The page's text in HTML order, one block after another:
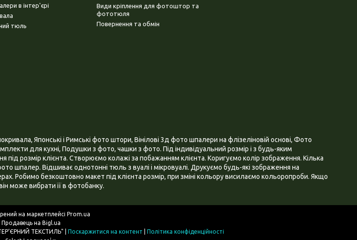
в інтер'єрі
тюль
Види кріплення для фотоштор та
фототюля
Повернення та обмін
Японські і Римські фото штори, Вінілові 3д фото шпалери на флізеліновій основі, Фото
для кухні, Подушки з фото, чашки з фото. Під індивідуальний розмір і з будь-яким
розмір клієнта. Створюємо колажі за побажанням клієнта. Коригуємо колір зображення. Кілька
шпалер. Відшиває однотонні тюль з вуалі і мікровуалі. Друкуємо будь-які зображення на
Робимо безкоштовно макет під клієнта розмір, при зміні кольору висилаємо кольоропроби. Якщо
може вибрати її в фотобанку.
на маркетплейсі Prom.ua
Продавець на Bigl.ua
Поскаржитися на контент
Політика конфіденційності